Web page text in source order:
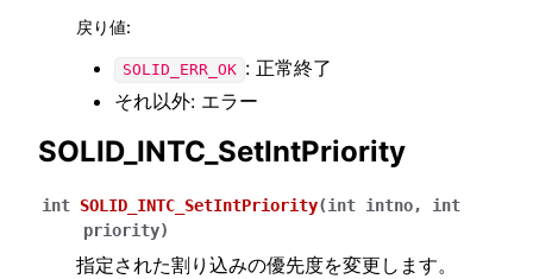
戻り値:
SOLID_ERR_OK : 正常終了
それ以外: エラー
SOLID_INTC_SetIntPriority
int SOLID_INTC_SetIntPriority(int intno, int
priority)
指定された割り込みの優先度を変更します。